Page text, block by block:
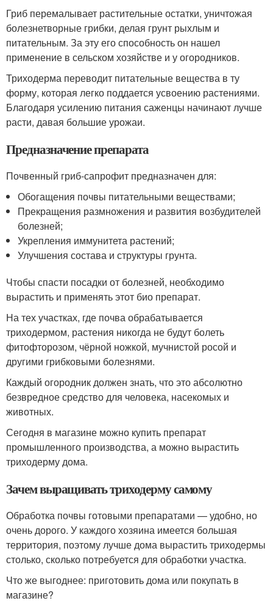
Гриб перемалывает растительные остатки, уничтожая
болезнетворные грибки, делая грунт рыхлым и
питательным. За эту его способность он нашел
применение в сельском хозяйстве и у огородников.
Триходерма переводит питательные вещества в ту
форму, которая легко поддается усвоению растениями.
Благодаря усилению питания саженцы начинают лучше
расти, давая большие урожаи.
Предназначение препарата
Почвенный гриб-сапрофит предназначен для:
Обогащения почвы питательными веществами;
Прекращения размножения и развития возбудителей
болезней;
Укрепления иммунитета растений;
Улучшения состава и структуры грунта.
Чтобы спасти посадки от болезней, необходимо
вырастить и применять этот био препарат.
На тех участках, где почва обрабатывается
триходермом, растения никогда не будут болеть
фитофторозом, чёрной ножкой, мучнистой росой и
другими грибковыми болезнями.
Каждый огородник должен знать, что это абсолютно
безвредное средство для человека, насекомых и
животных.
Сегодня в магазине можно купить препарат
промышленного производства, а можно вырастить
триходерму дома.
Зачем выращивать триходерму самому
Обработка почвы готовыми препаратами — удобно, но
очень дорого. У каждого хозяина имеется большая
территория, поэтому лучше дома вырастить триходермы
столько, сколько потребуется для обработки участка.
Что же выгоднее: приготовить дома или покупать в
магазине?